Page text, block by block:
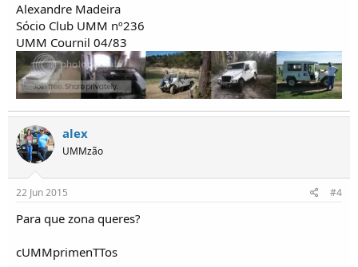
Alexandre Madeira
Sócio Club UMM nº236
UMM Cournil 04/83
alex
UMMzão
22 Jun 2015 #4
Para que zona queres?
cUMMprimenTTos